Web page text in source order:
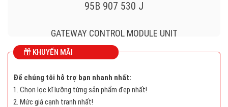
95B 907 530 J
GATEWAY CONTROL MODULE UNIT
3F01 5368
95B 907 530 J
KHUYẾN MÃI
Để chúng tôi hỗ trợ bạn nhanh nhất:
1. Chọn lọc kĩ lưỡng từng sản phẩm đẹp nhất!
2. Mức giá cạnh tranh nhất!